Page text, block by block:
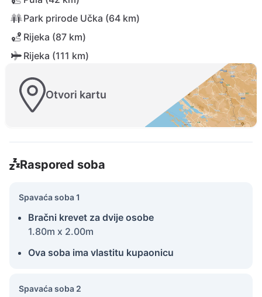
Park prirode Učka (64 km)
Rijeka (87 km)
Rijeka (111 km)
Otvori kartu
Raspored soba
Spavaća soba 1
Bračni krevet za dvije osobe
1.80m x 2.00m
Ova soba ima vlastitu kupaonicu
Spavaća soba 2